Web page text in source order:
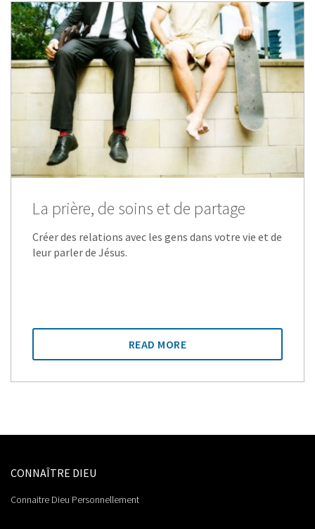
La prière, de soins et de partage
Créer des relations avec les gens dans votre vie et de
leur parler de Jésus.
READ MORE
CONNAÎTRE DIEU
Connaitre Dieu Personnellement